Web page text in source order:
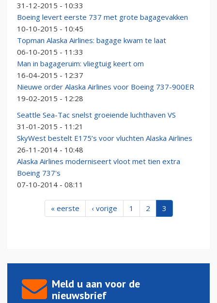
31-12-2015 - 10:33
Boeing levert eerste 737 met grote bagagevakken
10-10-2015 - 10:45
Topman Alaska Airlines: bagage kwam te laat
06-10-2015 - 11:33
Man in bagageruim: vliegtuig keert om
16-04-2015 - 12:37
Nieuwe order Alaska Airlines voor Boeing 737-900ER
19-02-2015 - 12:28
Seattle Sea-Tac snelst groeiende luchthaven VS
31-01-2015 - 11:21
SkyWest bestelt E175’s voor vluchten Alaska Airlines
26-11-2014 - 10:48
Alaska Airlines moderniseert vloot met tien extra
Boeing 737's
07-10-2014 - 08:11
« eerste ‹ vorige 1 2 3
Meld u aan voor de
nieuwsbrief